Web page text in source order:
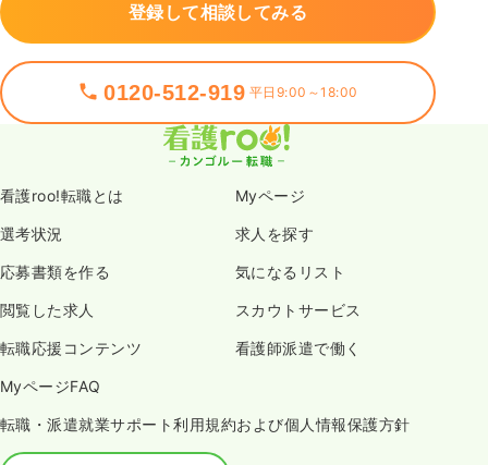
登録して相談してみる
0120-512-919 平日9:00～18:00
看護roo!転職とは Myページ
選考状況 求人を探す
応募書類を作る 気になるリスト
閲覧した求人 スカウトサービス
転職応援コンテンツ 看護師派遣で働く
MyページFAQ
転職・派遣就業サポート利用規約および個人情報保護方針